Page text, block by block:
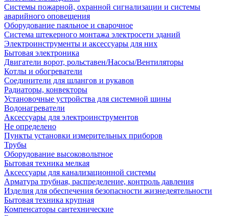
Системы пожарной, охранной сигнализации и системы
аварийного оповещения
Оборудование паяльное и сварочное
Система штекерного монтажа электросети зданий
Электроинструменты и аксессуары для них
Бытовая электроника
Двигатели ворот, рольставен/Насосы/Вентиляторы
Котлы и обогреватели
Соединители для шлангов и рукавов
Радиаторы, конвекторы
Установочные устройства для системной шины
Водонагреватели
Аксессуары для электроинструментов
Не определено
Пункты установки измерительных приборов
Трубы
Оборудование высоковольтное
Бытовая техника мелкая
Аксессуары для канализационной системы
Арматура трубная, распределение, контроль давления
Изделия для обеспечения безопасности жизнедеятельности
Бытовая техника крупная
Компенсаторы сантехнические